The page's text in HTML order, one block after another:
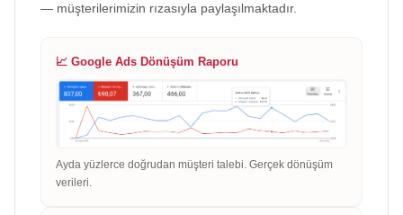
— müşterilerimizin rızasıyla paylaşılmaktadır.
📈 Google Ads Dönüşüm Raporu
Ayda yüzlerce doğrudan müşteri talebi. Gerçek dönüşüm
verileri.